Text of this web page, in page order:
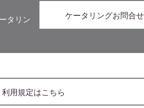
タリン
ケータリングお問合せ
利用規定はこちら